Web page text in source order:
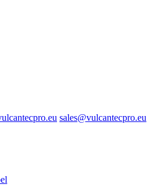
sales@vulcantecpro.eu